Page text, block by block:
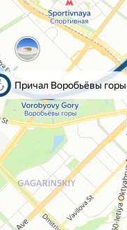
Причал Воробьёвы горы